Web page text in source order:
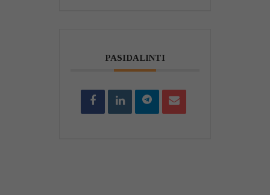
PASIDALINTI